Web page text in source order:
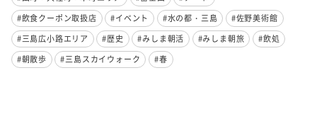
#飲食クーポン取扱店
#イベント #水の都・三島
#佐野美術館
#三島広小路エリア
#歴史 #みしま朝活 #みしま朝旅
#飲処
#朝散歩
#三島スカイウォーク #春